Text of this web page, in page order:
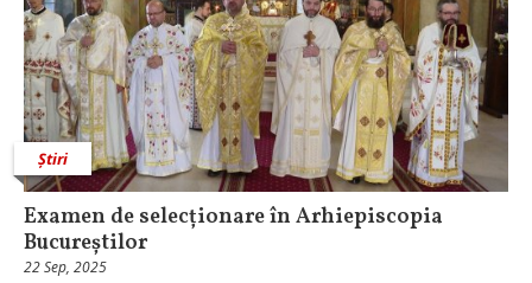
Știri
Examen de selecționare în Arhiepiscopia
Bucureștilor
22 Sep, 2025